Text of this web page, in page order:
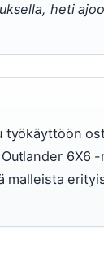
heti
työkäyttöön
6X6
malleista